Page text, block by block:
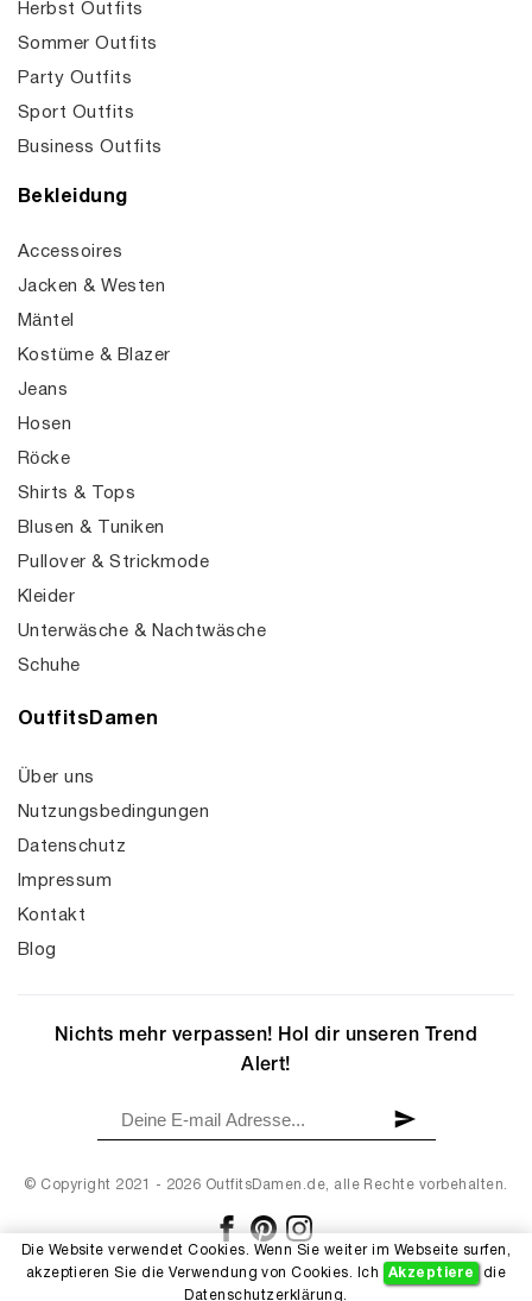
Herbst Outfits
Sommer Outfits
Party Outfits
Sport Outfits
Business Outfits
Bekleidung
Accessoires
Jacken & Westen
Mäntel
Kostüme & Blazer
Jeans
Hosen
Röcke
Shirts & Tops
Blusen & Tuniken
Pullover & Strickmode
Kleider
Unterwäsche & Nachtwäsche
Schuhe
OutfitsDamen
Über uns
Nutzungsbedingungen
Datenschutz
Impressum
Kontakt
Blog
© Copyright 2021 - 2026 OutfitsDamen.de, alle Rechte vorbehalten.
Nichts mehr verpassen! Hol dir unseren Trend
Alert!
Die Website verwendet Cookies. Wenn Sie weiter im Webseite surfen,
akzeptieren Sie die Verwendung von Cookies. Ich
Akzeptiere
die
Datenschutzerklärung